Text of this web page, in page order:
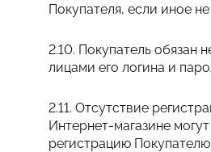
Покупателя, если иное
2.10. Покупатель обязан
лицами его логина и
2.11. Отсутствие
Интернет-магазине
регистрацию